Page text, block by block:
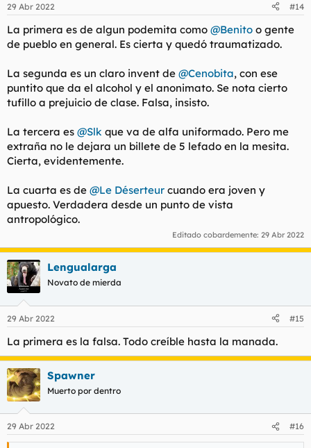
29 Abr 2022 #14
La primera es de algun podemita como @Benito o gente
de pueblo en general. Es cierta y quedó traumatizado.
La segunda es un claro invent de @Cenobita, con ese
puntito que da el alcohol y el anonimato. Se nota cierto
tufillo a prejuicio de clase. Falsa, insisto.
La tercera es @Slk que va de alfa uniformado. Pero me
extraña no le dejara un billete de 5 lefado en la mesita.
Cierta, evidentemente.
La cuarta es de @Le Déserteur cuando era joven y
apuesto. Verdadera desde un punto de vista
antropológico.
Editado cobardemente: 29 Abr 2022
Lengualarga
Novato de mierda
29 Abr 2022 #15
La primera es la falsa. Todo creíble hasta la manada.
Spawner
Muerto por dentro
29 Abr 2022 #16